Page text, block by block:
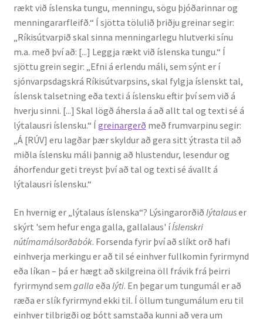
Utan Háskólans
Verkefnisstjórn
Þjónusta
Rannsóknir
Máltækni
Orðalyklar og orðafar
Orðhlutafræði
Samtímasetningafræði
Söguleg setningafræði
Hljóð og hljóðkerfi
rækt við íslenska tungu, menningu, sögu þjóðarinnar og
menningararfleifð.“ Í sjötta tölulið þriðju greinar segir:
„Ríkisútvarpið skal sinna menningarlegu hlutverki sínu
m.a. með því að: [...] Leggja rækt við íslenska tungu.“ Í
sjöttu grein segir: „Efni á erlendu máli, sem sýnt er í
sjónvarpsdagskrá Ríkisútvarpsins, skal fylgja íslenskt tal,
íslensk talsetning eða texti á íslensku eftir því sem við á
hverju sinni. [...] Skal lögð áhersla á að allt tal og texti sé á
lýtalausri íslensku.“ Í greinargerð með frumvarpinu segir:
„Á [RÚV] eru lagðar þær skyldur að gera sitt ýtrasta til að
miðla íslensku máli þannig að hlustendur, lesendur og
áhorfendur geti treyst því að tal og texti sé ávallt á
lýtalausri íslensku.“
En hvernig er „lýtalaus íslenska“? Lýsingarorðið lýtalauser
skýrt 'sem hefur enga galla, gallalaus' íÍslenskri
nútímamálsorðabók. Forsenda fyrir því að slíkt orð hafi
einhverja merkingu er að til sé einhver fullkomin fyrirmynd
eða líkan – þá er hægt að skilgreina öll frávik frá þeirri
fyrirmynd sem galla eða lýti. En þegar um tungumál er að
ræða er slík fyrirmynd ekki til. Í öllum tungumálum eru til
einhver tilbrigði og þótt samstaða kunni að vera um